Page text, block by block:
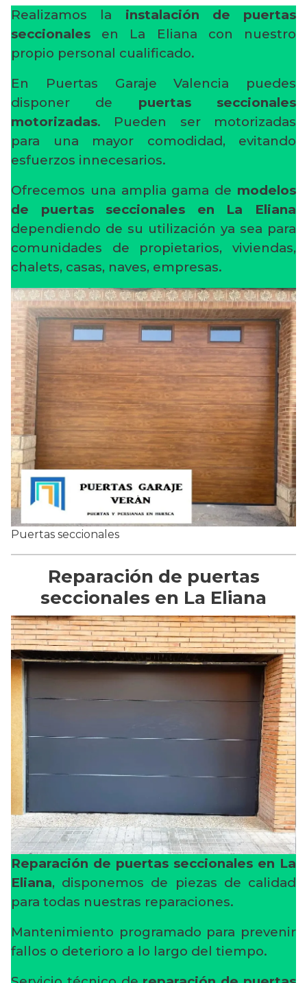
Realizamos la instalación de puertas
seccionales en La Eliana con nuestro
propio personal cualificado.
En Puertas Garaje Valencia puedes
disponer de puertas seccionales
motorizadas. Pueden ser motorizadas
para una mayor comodidad, evitando
esfuerzos innecesarios.
Ofrecemos una amplia gama de modelos
de puertas seccionales en La Eliana
dependiendo de su utilización ya sea para
comunidades de propietarios, viviendas,
chalets, casas, naves, empresas.
Puertas seccionales
Reparación de puertas
seccionales en La Eliana
Reparación de puertas seccionales en La
Eliana, disponemos de piezas de calidad
para todas nuestras reparaciones.
Mantenimiento programado para prevenir
fallos o deterioro a lo largo del tiempo.